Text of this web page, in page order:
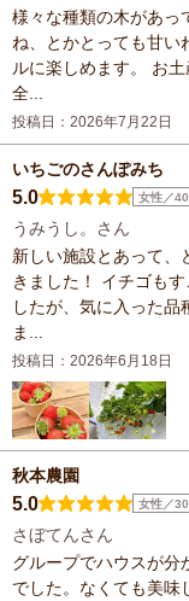
様々な種類の木があ
ね、とかとっても甘い
ルに楽しめます。 お
全...
投稿日：2026年7月22日
いちごのさんぽみち
5.0 女性／
うみうし。さん
新しい施設とあって、
きました！ イチゴも
したが、気に入った
ま...
投稿日：2026年6月18日
秋本農園
5.0 女性／
さぼてんさん
グループでハウスが分
でした。なくても美味